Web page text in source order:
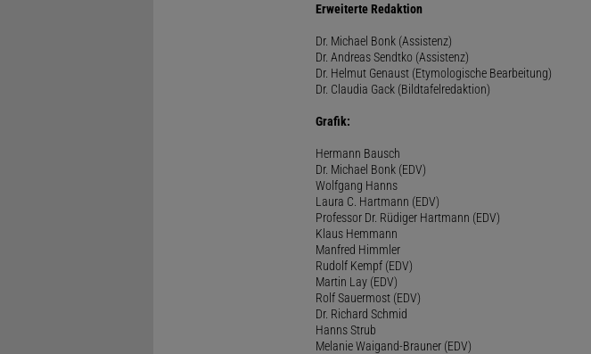
Erweiterte Redaktion
Dr. Michael Bonk (Assistenz)
Dr. Andreas Sendtko (Assistenz)
Dr. Helmut Genaust (Etymologische Bearbeitung)
Dr. Claudia Gack (Bildtafelredaktion)
Grafik:
Hermann Bausch
Dr. Michael Bonk (EDV)
Wolfgang Hanns
Laura C. Hartmann (EDV)
Professor Dr. Rüdiger Hartmann (EDV)
Klaus Hemmann
Manfred Himmler
Rudolf Kempf (EDV)
Martin Lay (EDV)
Rolf Sauermost (EDV)
Dr. Richard Schmid
Hanns Strub
Melanie Waigand-Brauner (EDV)